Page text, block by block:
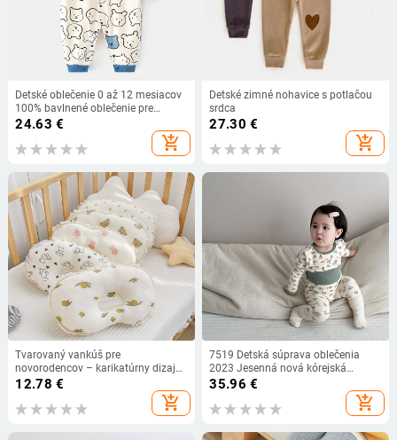
Detské oblečenie 0 až 12 mesiacov
100% bavlnené oblečenie pre
novorodencov, jednofarebné body a
jednodielne jesenné a zimné overaly
24.63 €
add_shopping_cart
Detské zimné nohavice s potlačou
srdca
27.30 €
add_shopping_cart
Tvarovaný vankúš pre
novorodencov – karikatúrny dizajn,
gáza materiál, prevencia plochej
bezpečnostná trieda A
12.78 €
add_shopping_cart
7519 Detská súprava oblečenia
2023 Jesenná nová kórejská
módna dievčenská súprava
Domáce oblečenie Body + nohavice
s vysokým pásom Dvojdielny oblek
35.96 €
add_shopping_cart